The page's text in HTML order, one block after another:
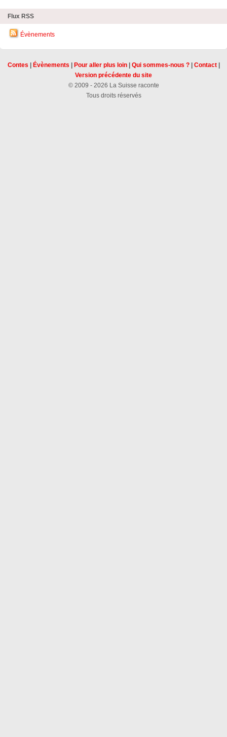
Flux RSS
Évènements
Contes Évènements Pour aller plus loin| Qui sommes-nous ?| Contact|
Version précédente du site
© 2009 - 2026 La Suisse raconte
Tous droits réservés